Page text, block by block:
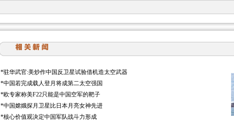
*驻华武官:美炒作中国反卫星试验借机造太空武器
*中国若完成载人登月将成第二太空强国
*欧专家称美F22只能是中国空军的靶子
*中国嫦娥探月卫星比日本月亮女神先进
*核心价值观决定中国军队战斗力形成